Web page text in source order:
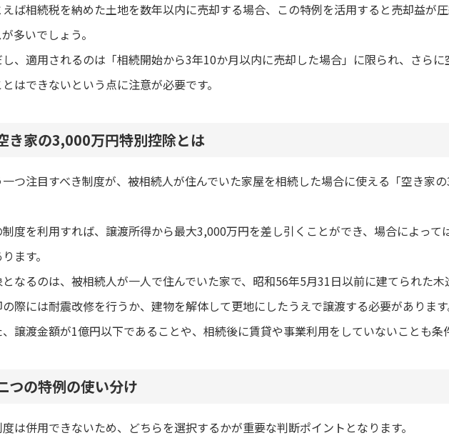
えば相続税を納めた土地を数年以内に売却する場合、この特例を活用すると売却益が
多いでしょう。
し、適用されるのは「相続開始から3年10か月以内に売却した場合」に限られ、さら
とはできないという点に注意が必要です。
き家の3,000万円特別控除とは
一つ注目すべき制度が、被相続人が住んでいた家屋を相続した場合に使える「空き家
制度を利用すれば、譲渡所得から最大3,000万円を差し引くことができ、場合によって
ます。
なるのは、被相続人が一人で住んでいた家で、昭和56年5月31日以前に建てられた木
際には耐震改修を行うか、建物を解体して更地にしたうえで譲渡する必要があります
、譲渡金額が1億円以下であることや、相続後に賃貸や事業利用をしていないことも条
つの特例の使い分け
は併用できないため、どちらを選択するかが重要な判断ポイントとなります。